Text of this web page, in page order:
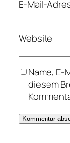
E-Mail-
Website
Name, E-
diesem